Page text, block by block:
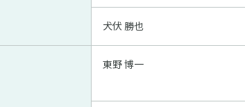
犬伏 勝也
東野 博一